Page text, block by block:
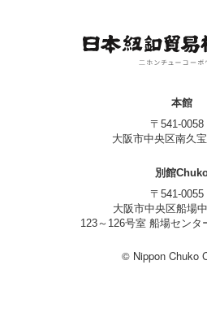
本館
〒541-0058
大阪市中央区南久
別館
〒541-0055
大阪市中央区船場
123～126号室 船場センタ
© Nippon Chuko